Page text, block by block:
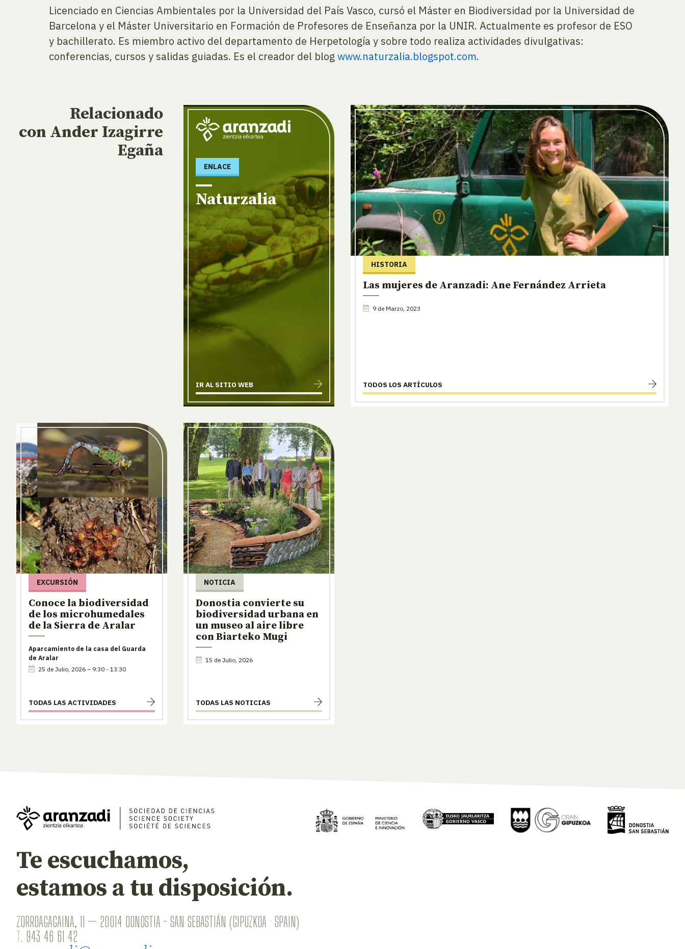
Licenciado en Ciencias Ambientales por la Universidad del País Vasco, cursó el Máster en Biodiversidad por la Universidad de
Barcelona y el Máster Universitario en Formación de Profesores de Enseñanza por la UNIR. Actualmente es profesor de ESO
y bachillerato. Es miembro activo del departamento de Herpetología y sobre todo realiza actividades divulgativas:
conferencias, cursos y salidas guiadas. Es el creador del blogwww.naturzalia.blogspot.com.
Relacionado
con Ander Izagirre
Egaña
ENLACE
Naturzalia
IR AL SITIO WEB
HISTORIA
Las mujeres de Aranzadi: Ane Fernández Arrieta
9 de Marzo, 2023
TODOS LOS ARTÍCULOS
EXCURSIÓN
Conoce la biodiversidad
de los microhumedales
de la Sierra de Aralar
Aparcamiento de la casa del Guarda
de Aralar
25 de Julio, 2026 – 9:30 - 13:30
TODAS LAS ACTIVIDADES
NOTICIA
Donostia convierte su
biodiversidad urbana en
un museo al aire libre
con Biarteko Mugi
15 de Julio, 2026
TODAS LAS NOTICIAS
Te escuchamos,
estamos a tu disposición.
ZORROAGAGAINA, 11 — 20014 DONOSTIA - SAN SEBASTIÁN (GIPUZKOA · SPAIN)
T. 943 46 61 42